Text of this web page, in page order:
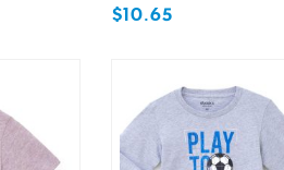
$10.65